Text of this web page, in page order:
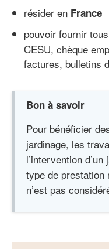
résider en France
pouvoir fournir
CESU, chèque
factures, bulletins
Bon à savoir
Pour bénéficier
jardinage, les
l’intervention
type de prestation
n’est pas